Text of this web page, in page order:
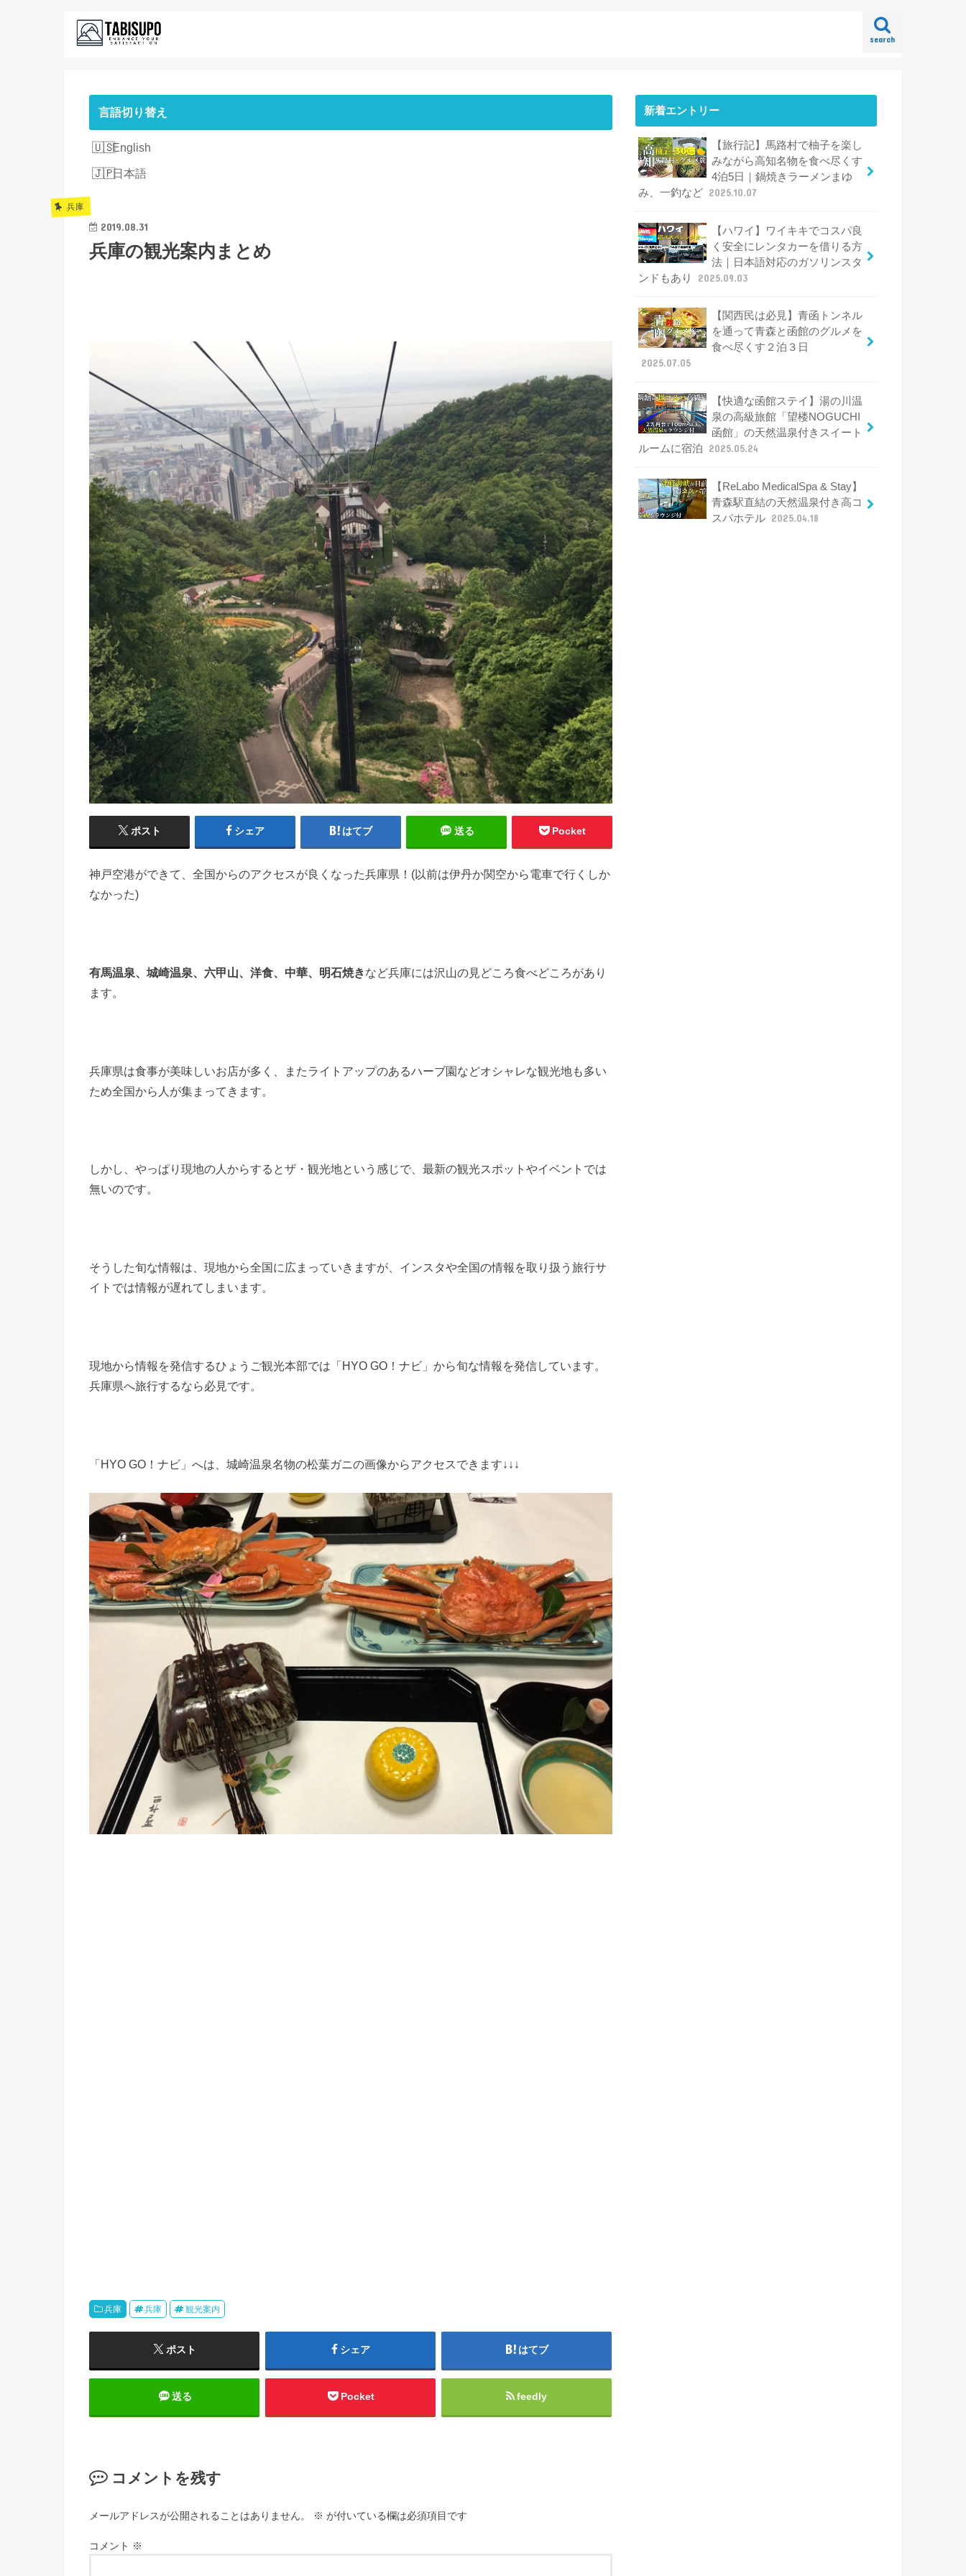
search
言語切り替え
English
日本語
兵庫
2019.08.31
兵庫の観光案内まとめ
ポスト シェア はてブ 送る Pocket
神戸空港ができて、全国からのアクセスが良くなった兵庫県！(以前は伊丹か関空から電車で行くしか
なかった)
有馬温泉、城崎温泉、六甲山、洋食、中華、明石焼きなど兵庫には沢山の見どころ食べどころがあり
ます。
兵庫県は食事が美味しいお店が多く、またライトアップのあるハーブ園などオシャレな観光地も多い
ため全国から人が集まってきます。
しかし、やっぱり現地の人からするとザ・観光地という感じで、最新の観光スポットやイベントでは
無いのです。
そうした旬な情報は、現地から全国に広まっていきますが、インスタや全国の情報を取り扱う旅行サ
イトでは情報が遅れてしまいます。
現地から情報を発信するひょうご観光本部では「HYO GO！ナビ」から旬な情報を発信しています。
兵庫県へ旅行するなら必見です。
「HYO GO！ナビ」へは、城崎温泉名物の松葉ガニの画像からアクセスできます↓↓↓
兵庫 兵庫 観光案内
ポスト シェア はてブ
送る Pocket feedly
コメントを残す
メールアドレスが公開されることはありません。 ※ が付いている欄は必須項目です
コメント ※
新着エントリー
【旅行記】馬路村で柚子を楽し
みながら高知名物を食べ尽くす
4泊5日｜鍋焼きラーメンまゆ
み、一釣など 2025.10.07
【ハワイ】ワイキキでコスパ良
く安全にレンタカーを借りる方
法｜日本語対応のガソリンスタ
ンドもあり
2025.09.03
【関西民は必見】青函トンネル
を通って青森と函館のグルメを
食べ尽くす２泊３日
2025.07.05
【快適な函館ステイ】湯の川温
泉の高級旅館「望楼NOGUCHI
函館」の天然温泉付きスイート
ルームに宿泊
2025.05.24
【ReLabo MedicalSpa & Stay】
青森駅直結の天然温泉付き高コ
スパホテル 2025.04.18